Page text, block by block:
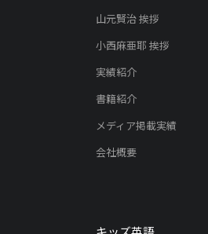
山元賢治 挨拶
小西麻亜耶 挨拶
実績紹介
書籍紹介
メディア掲載実績
会社概要